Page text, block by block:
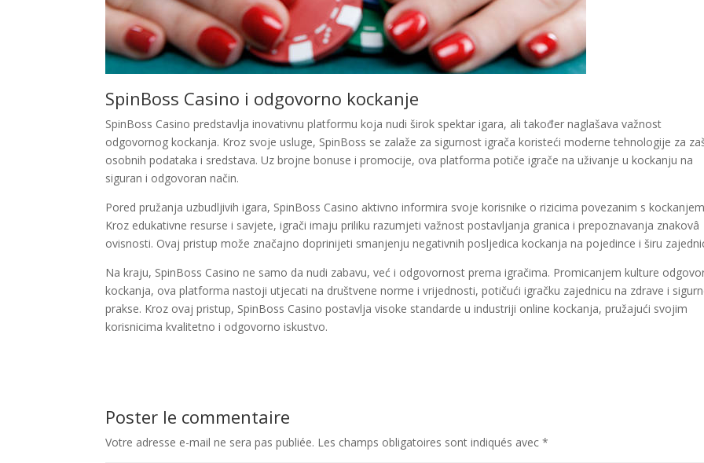
SpinBoss Casino i odgovorno kockanje
SpinBoss Casino predstavlja inovativnu platformu koja nudi širok spektar igara, ali također naglašava važnost
odgovornog kockanja. Kroz svoje usluge, SpinBoss se zalaže za sigurnost igrača koristeći moderne tehnologije za
osobnih podataka i sredstava. Uz brojne bonuse i promocije, ova platforma potiče igrače na uživanje u kockanju na
siguran i odgovoran način.
Pored pružanja uzbudljivih igara, SpinBoss Casino aktivno informira svoje korisnike o rizicima povezanim s
Kroz edukativne resurse i savjete, igrači imaju priliku razumjeti važnost postavljanja granica i prepoznavanja znakovâ
ovisnosti. Ovaj pristup može značajno doprinijeti smanjenju negativnih posljedica kockanja na pojedince i širu
Na kraju, SpinBoss Casino ne samo da nudi zabavu, već i odgovornost prema igračima. Promicanjem kulture
kockanja, ova platforma nastoji utjecati na društvene norme i vrijednosti, potičući igračku zajednicu na zdrave i
prakse. Kroz ovaj pristup, SpinBoss Casino postavlja visoke standarde u industriji online kockanja, pružajući svojim
korisnicima kvalitetno i odgovorno iskustvo.
Poster le commentaire
Votre adresse e-mail ne sera pas publiée. Les champs obligatoires sont indiqués avec*